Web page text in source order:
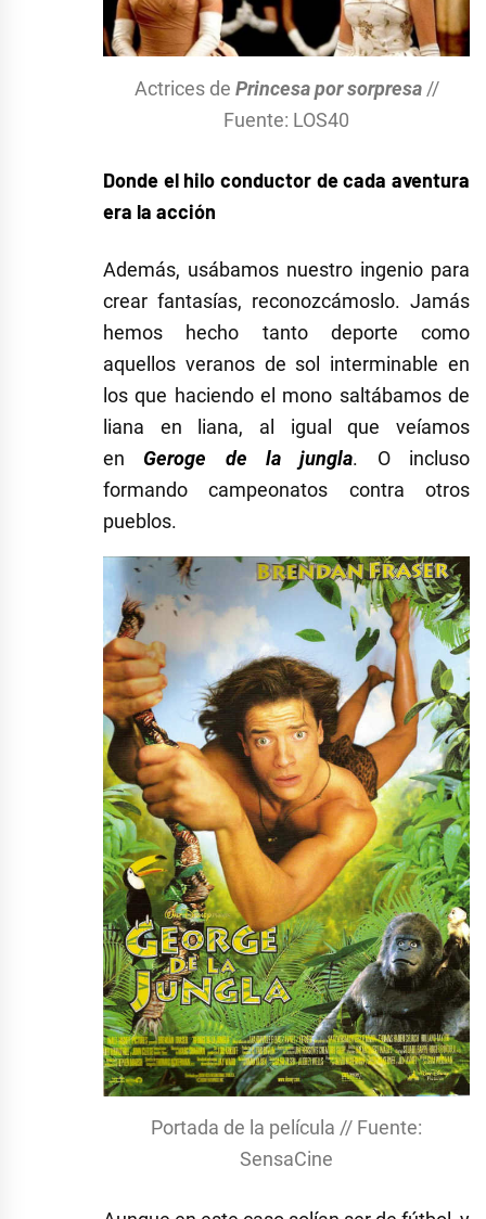
Actrices de Princesa por sorpresa//
Fuente: LOS40
Donde el hilo conductor de cada aventura
era la acción
Además, usábamos nuestro ingenio para
crear fantasías, reconozcámoslo. Jamás
hemos hecho tanto deporte como
aquellos veranos de sol interminable en
los que haciendo el mono saltábamos de
liana en liana, al igual que veíamos
en Geroge de la jungla. O incluso
formando campeonatos contra otros
pueblos.
Portada de la película // Fuente:
SensaCine